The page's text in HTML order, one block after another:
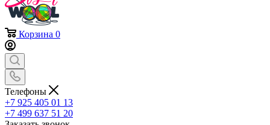
Корзина 0
Телефоны
+7 925 405 01 13
+7 499 637 51 20